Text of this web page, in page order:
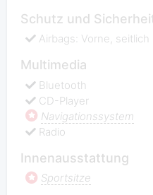
Schutz und
Airbags: Vorne,
Multimedia
Bluetooth
CD-Player
Navigationssystem
Radio
Innenausstattung
Sportsitze